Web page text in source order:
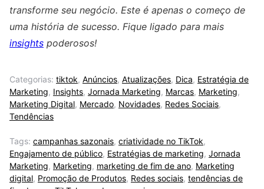
transforme seu negócio. Este é apenas o começo de
uma história de sucesso. Fique ligado para mais
insights poderosos!
Categorias: tiktok, Anúncios, Atualizações, Dica, Estratégia de
Marketing, Insights, Jornada Marketing, Marcas, Marketing,
Marketing Digital, Mercado, Novidades, Redes Sociais,
Tendências
Tags: campanhas sazonais, criatividade no TikTok,
Engajamento de público, Estratégias de marketing, Jornada
Marketing, Marketing, marketing de fim de ano, Marketing
digital, Promoção de Produtos, Redes sociais, tendências de